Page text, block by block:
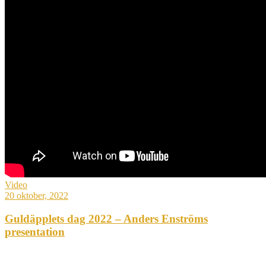
Video
20 oktober, 2022
Guldäpplets dag 2022 – Anders Enströms
presentation